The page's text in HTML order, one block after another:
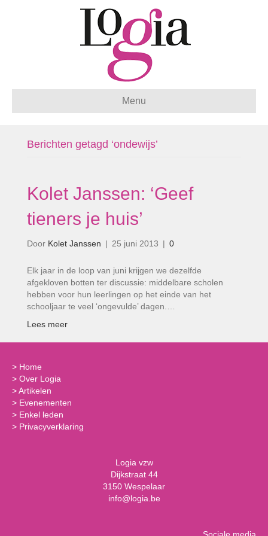
Menu
Berichten getagd ‘ondewijs’
Kolet Janssen: ‘Geef
tieners je huis’
Door Kolet Janssen | 25 juni 2013 | 0
Elk jaar in de loop van juni krijgen we dezelfde
afgekloven botten ter discussie: middelbare scholen
hebben voor hun leerlingen op het einde van het
schooljaar te veel ‘ongevulde’ dagen.…
Lees meer
> Home
> Over Logia
>Artikelen
> Evenementen
> Enkel leden
> Privacyverklaring
Logia vzw
Dijkstraat 44
3150 Wespelaar
info@logia.be